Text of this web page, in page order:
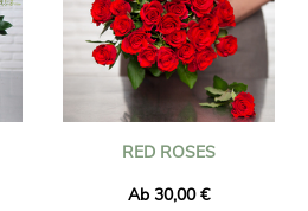
RED ROSES
Ab 30,00 €